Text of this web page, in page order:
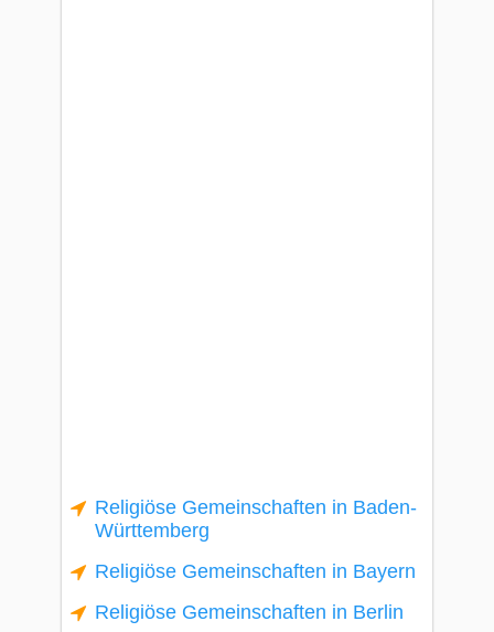
Religiöse Gemeinschaften in Baden-
Württemberg
Religiöse Gemeinschaften in Bayern
Religiöse Gemeinschaften in Berlin